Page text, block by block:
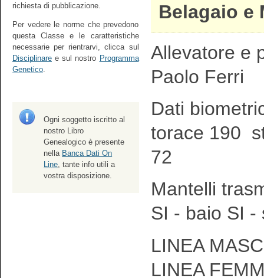
richiesta di pubblicazione.
Per vedere le norme che prevedono
questa Classe e le caratteristiche
necessarie per rientrarvi, clicca sul
Disciplinare e sul nostro Programma
Genetico.
Ogni soggetto iscritto al
nostro Libro
Genealogico è presente
nella Banca Dati On
Line , tante info utili a
vostra disposizione.
Belagaio e
Allevatore e
Paolo Ferri
Dati
torace 190
72
Mantelli
SI - baio SI -
LINEA
LINEA